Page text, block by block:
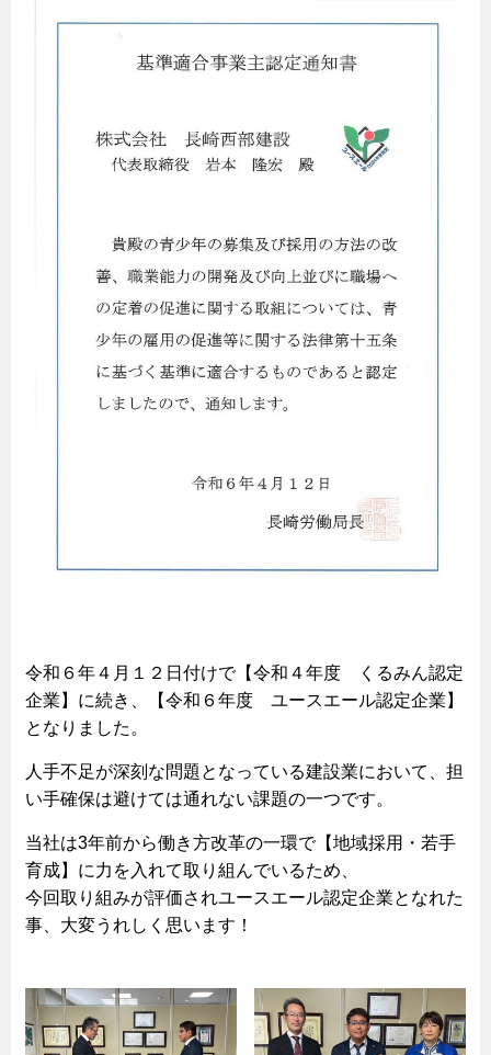
令和６年４月１２日付けで【令和４年度 くるみん認定
企業】に続き、【令和６年度 ユースエール認定企業】
となりました。
人手不足が深刻な問題となっている建設業において、担
い手確保は避けては通れない課題の一つです。
当社は3年前から働き方改革の一環で【地域採用・若手
育成】に力を入れて取り組んでいるため、
今回取り組みが評価されユースエール認定企業となれた
事、大変うれしく思います！